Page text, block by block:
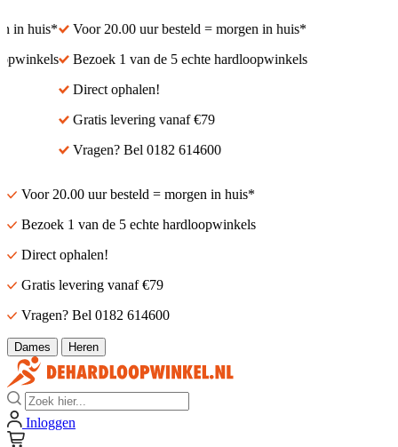
huis*
Voor 20.00 uur besteld = morgen in huis*
Bezoek 1 van de 5 echte hardloopwinkels
Direct ophalen!
Gratis levering vanaf €79
Vragen? Bel 0182 614600
Voor 20.00 uur besteld = morgen in huis*
Bezoek 1 van de 5 echte hardloopwinkels
Direct ophalen!
Gratis levering vanaf €79
Vragen? Bel 0182 614600
Dames Heren
Zoek
Inloggen